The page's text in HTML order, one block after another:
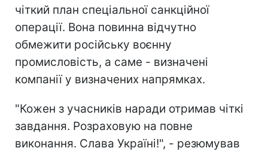
чіткий план спеціальної санкційної
операції. Вона повинна відчутно
обмежити російську воєнну
промисловість, а саме - визначені
компанії у визначених напрямках.
"Кожен з учасників наради отримав чіткі
завдання. Розраховую на повне
виконання. Слава Україні!", - резюмував